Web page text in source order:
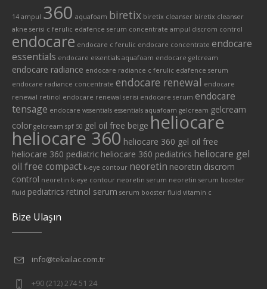
14 ampul 360 aquafoam biretix biretix cleanser biretix cleanser
akne serisi c ferulic edafence serum concentrate ampul discrom control
endocare endocare c ferulic endocare concentrate endocare
essentials endocare essentials aquafoam endocare gelcream
endocare radiance endocare radiance c ferulic edafence serum
endocare radiance concentrate endocare renewal endocare
renewal retinol endocare renewal serisi endocare serum endocare
tensage endocare wssentials essentials aquafoam gelcream gelcream
color gelcream spf 50 gel oil free beige heliocare
heliocare 360 heliocare 360 gel oil free
heliocare 360 pediatric heliocare 360 pediatrics heliocare gel
oil free compact k-eye contour neoretin neoretin discrom
control neoretin k-eye contour neoretin serum neoretin serum booster
fluid pediatrics retinol serum serum booster fluid vitamin c
Bize Ulaşın
info@tekailac.com.tr
+90 (212) 274 51 24